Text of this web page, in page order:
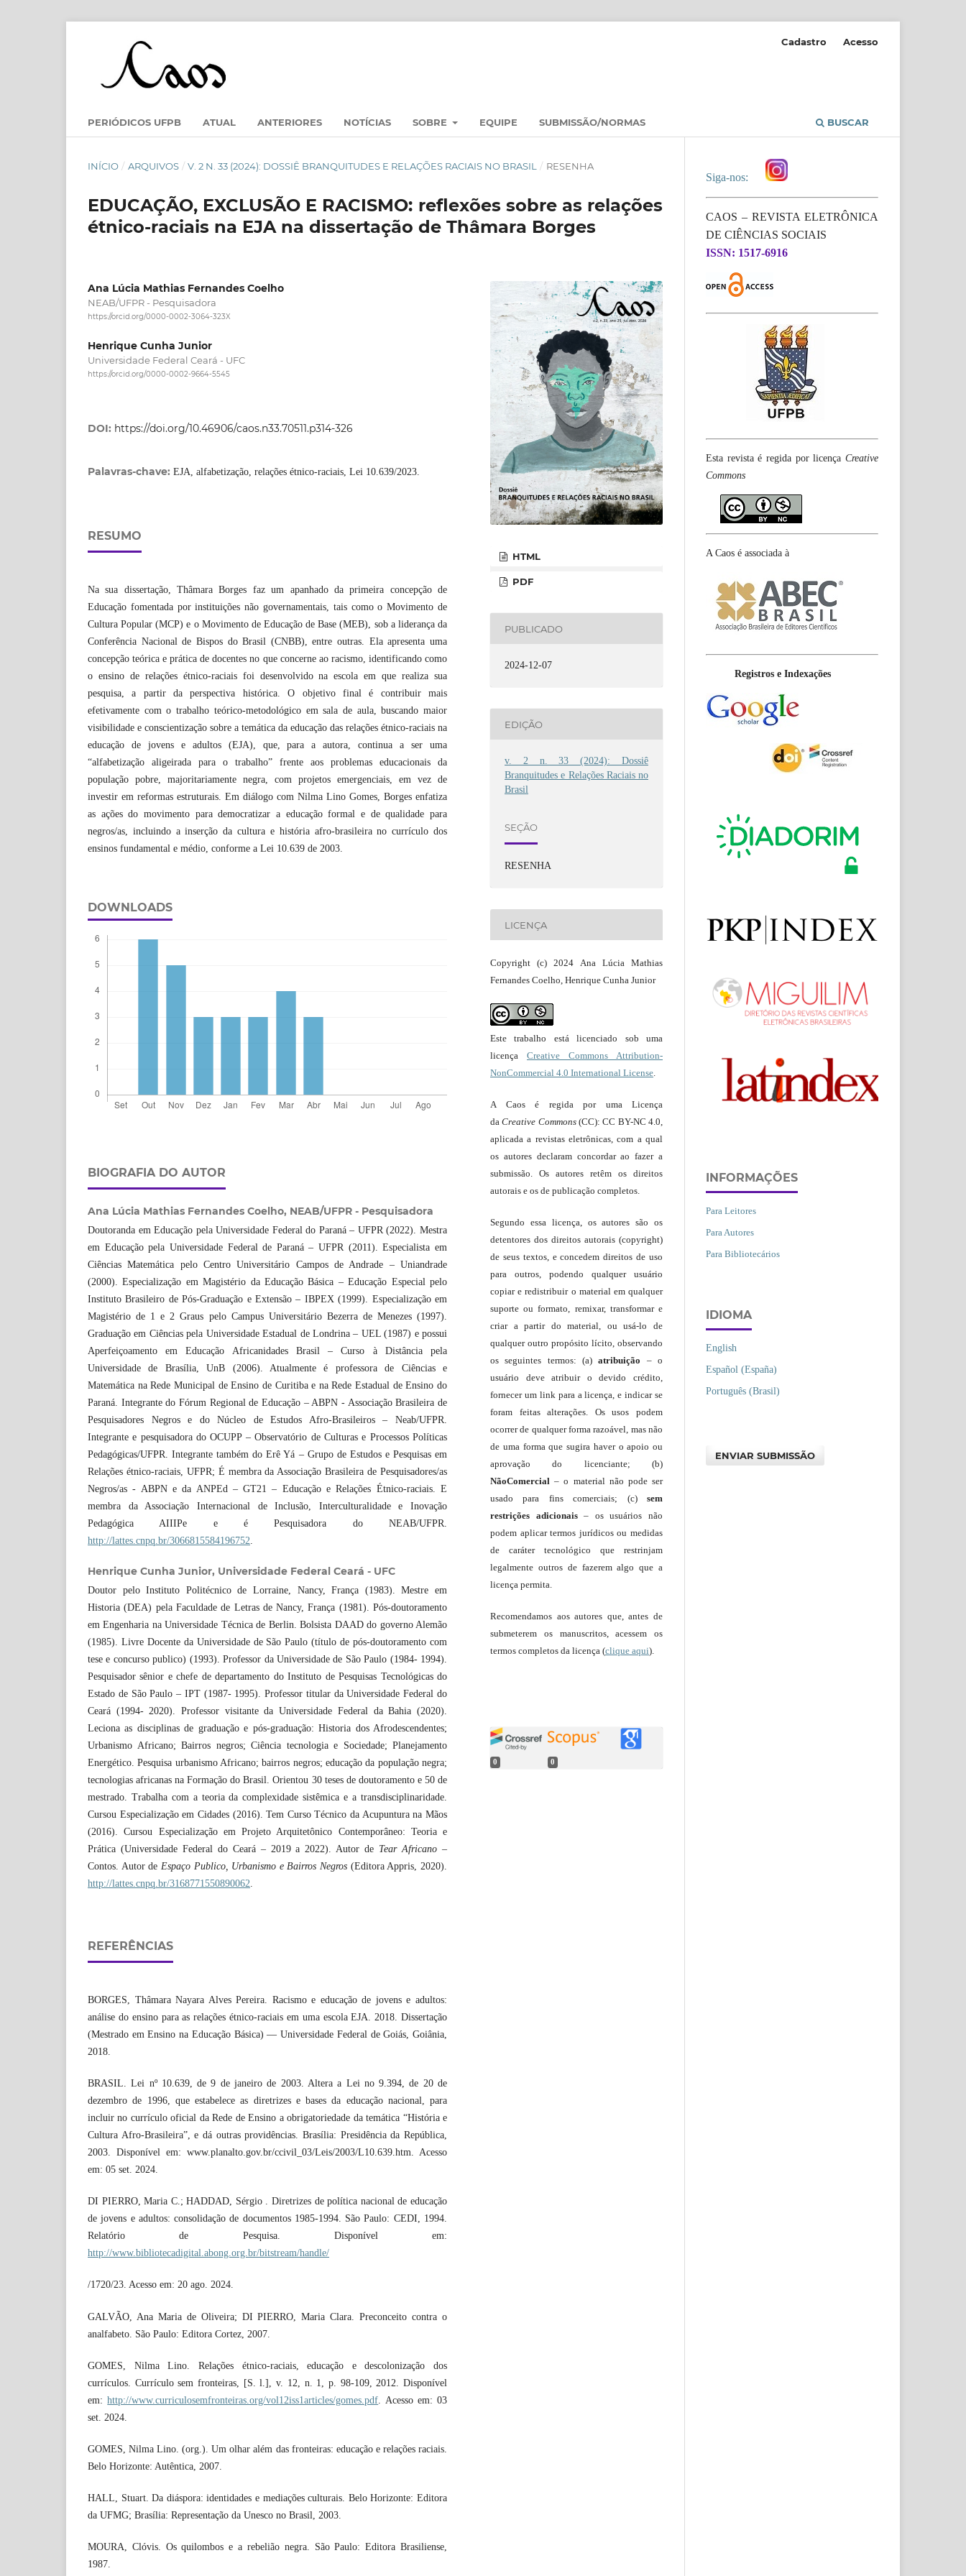
PERIÓDICOS UFPB ATUAL ANTERIORES NOTÍCIAS SOBRE EQUIPE SUBMISSÃO/NORMAS BUSCAR
Cadastro Acesso
INÍCIO / ARQUIVOS / V. 2 N. 33 (2024): DOSSIÊ BRANQUITUDES E RELAÇÕES RACIAIS NO BRASIL / RESENHA
EDUCAÇÃO, EXCLUSÃO E RACISMO: reflexões sobre as relações
étnico-raciais na EJA na dissertação de Thâmara Borges
Ana Lúcia Mathias Fernandes Coelho
NEAB/UFPR - Pesquisadora
https://orcid.org/0000-0002-3064-323X
Henrique Cunha Junior
Universidade Federal Ceará - UFC
https://orcid.org/0000-0002-9664-5545
DOI: https://doi.org/10.46906/caos.n33.70511.p314-326
Palavras-chave: EJA, alfabetização, relações étnico-raciais, Lei 10.639/2023.
RESUMO
Na sua dissertação, Thâmara Borges faz um apanhado da primeira concepção de
Educação fomentada por instituições não governamentais, tais como o Movimento de
Cultura Popular (MCP) e o Movimento de Educação de Base (MEB), sob a liderança da
Conferência Nacional de Bispos do Brasil (CNBB), entre outras. Ela apresenta uma
concepção teórica e prática de docentes no que concerne ao racismo, identificando como
o ensino de relações étnico-raciais foi desenvolvido na escola em que realiza sua
pesquisa, a partir da perspectiva histórica. O objetivo final é contribuir mais
efetivamente com o trabalho teórico-metodológico em sala de aula, buscando maior
visibilidade e conscientização sobre a temática da educação das relações étnico-raciais na
educação de jovens e adultos (EJA), que, para a autora, continua a ser uma
“alfabetização aligeirada para o trabalho” frente aos problemas educacionais da
população pobre, majoritariamente negra, com projetos emergenciais, em vez de
investir em reformas estruturais. Em diálogo com Nilma Lino Gomes, Borges enfatiza
as ações do movimento para democratizar a educação formal e de qualidade para
negros/as, incluindo a inserção da cultura e história afro-brasileira no currículo dos
ensinos fundamental e médio, conforme a Lei 10.639 de 2003.
DOWNLOADS
BIOGRAFIA DO AUTOR
Ana Lúcia Mathias Fernandes Coelho, NEAB/UFPR - Pesquisadora
Doutoranda em Educação pela Universidade Federal do Paraná – UFPR (2022). Mestra
em Educação pela Universidade Federal de Paraná – UFPR (2011). Especialista em
Ciências Matemática pelo Centro Universitário Campos de Andrade – Uniandrade
(2000). Especialização em Magistério da Educação Básica – Educação Especial pelo
Instituto Brasileiro de Pós-Graduação e Extensão – IBPEX (1999). Especialização em
Magistério de 1 e 2 Graus pelo Campus Universitário Bezerra de Menezes (1997).
Graduação em Ciências pela Universidade Estadual de Londrina – UEL (1987) e possui
Aperfeiçoamento em Educação Africanidades Brasil – Curso à Distância pela
Universidade de Brasília, UnB (2006). Atualmente é professora de Ciências e
Matemática na Rede Municipal de Ensino de Curitiba e na Rede Estadual de Ensino do
Paraná. Integrante do Fórum Regional de Educação – ABPN - Associação Brasileira de
Pesquisadores Negros e do Núcleo de Estudos Afro-Brasileiros – Neab/UFPR.
Integrante e pesquisadora do OCUPP – Observatório de Culturas e Processos Políticas
Pedagógicas/UFPR. Integrante também do Erê Yá – Grupo de Estudos e Pesquisas em
Relações étnico-raciais, UFPR; É membra da Associação Brasileira de Pesquisadores/as
Negros/as - ABPN e da ANPEd – GT21 – Educação e Relações Étnico-raciais. E
membra da Associação Internacional de Inclusão, Interculturalidade e Inovação
Pedagógica AIIIPe e é Pesquisadora do NEAB/UFPR.
http://lattes.cnpq.br/3066815584196752.
Henrique Cunha Junior, Universidade Federal Ceará - UFC
Doutor pelo Instituto Politécnico de Lorraine, Nancy, França (1983). Mestre em
Historia (DEA) pela Faculdade de Letras de Nancy, França (1981). Pós-doutoramento
em Engenharia na Universidade Técnica de Berlin. Bolsista DAAD do governo Alemão
(1985). Livre Docente da Universidade de São Paulo (título de pós-doutoramento com
tese e concurso publico) (1993). Professor da Universidade de São Paulo (1984- 1994).
Pesquisador sênior e chefe de departamento do Instituto de Pesquisas Tecnológicas do
Estado de São Paulo – IPT (1987- 1995). Professor titular da Universidade Federal do
Ceará (1994- 2020). Professor visitante da Universidade Federal da Bahia (2020).
Leciona as disciplinas de graduação e pós-graduação: Historia dos Afrodescendentes;
Urbanismo Africano; Bairros negros; Ciência tecnologia e Sociedade; Planejamento
Energético. Pesquisa urbanismo Africano; bairros negros; educação da população negra;
tecnologias africanas na Formação do Brasil. Orientou 30 teses de doutoramento e 50 de
mestrado. Trabalha com a teoria da complexidade sistêmica e a transdisciplinaridade.
Cursou Especialização em Cidades (2016). Tem Curso Técnico da Acupuntura na Mãos
(2016). Cursou Especialização em Projeto Arquitetônico Contemporâneo: Teoria e
Prática (Universidade Federal do Ceará – 2019 a 2022). Autor de Tear Africano –
Contos. Autor de Espaço Publico, Urbanismo e Bairros Negros (Editora Appris, 2020).
http://lattes.cnpq.br/3168771550890062.
REFERÊNCIAS
BORGES, Thâmara Nayara Alves Pereira. Racismo e educação de jovens e adultos:
análise do ensino para as relações étnico-raciais em uma escola EJA. 2018. Dissertação
(Mestrado em Ensino na Educação Básica) — Universidade Federal de Goiás, Goiânia,
2018.
BRASIL. Lei nº 10.639, de 9 de janeiro de 2003. Altera a Lei no 9.394, de 20 de
dezembro de 1996, que estabelece as diretrizes e bases da educação nacional, para
incluir no currículo oficial da Rede de Ensino a obrigatoriedade da temática “História e
Cultura Afro-Brasileira”, e dá outras providências. Brasília: Presidência da República,
2003. Disponível em: www.planalto.gov.br/ccivil_03/Leis/2003/L10.639.htm. Acesso
em: 05 set. 2024.
DI PIERRO, Maria C.; HADDAD, Sérgio . Diretrizes de política nacional de educação
de jovens e adultos: consolidação de documentos 1985-1994. São Paulo: CEDI, 1994.
Relatório de Pesquisa. Disponível em:
http://www.bibliotecadigital.abong.org.br/bitstream/handle/
/1720/23. Acesso em: 20 ago. 2024.
GALVÃO, Ana Maria de Oliveira; DI PIERRO, Maria Clara. Preconceito contra o
analfabeto. São Paulo: Editora Cortez, 2007.
GOMES, Nilma Lino. Relações étnico-raciais, educação e descolonização dos
currículos. Currículo sem fronteiras, [S. l.], v. 12, n. 1, p. 98-109, 2012. Disponível
em:http://www.curriculosemfronteiras.org/vol12iss1articles/gomes.pdf . Acesso em: 03
set. 2024.
GOMES, Nilma Lino. (org.). Um olhar além das fronteiras: educação e relações raciais.
Belo Horizonte: Autêntica, 2007.
HALL, Stuart. Da diáspora: identidades e mediações culturais. Belo Horizonte: Editora
da UFMG; Brasília: Representação da Unesco no Brasil, 2003.
MOURA, Clóvis. Os quilombos e a rebelião negra. São Paulo: Editora Brasiliense,
1987.
HTML
PDF
PUBLICADO
2024-12-07
EDIÇÃO
v. 2 n. 33 (2024): Dossiê
Branquitudes e Relações Raciais no
Brasil
SEÇÃO
RESENHA
LICENÇA
Copyright (c) 2024 Ana Lúcia Mathias
Fernandes Coelho, Henrique Cunha Junior
Este trabalho está licenciado sob uma
licença Creative Commons Attribution-
NonCommercial 4.0 International License.
A Caos é regida por uma Licença
daCreative Commons(CC): CC BY-NC 4.0,
aplicada a revistas eletrônicas, com a qual
os autores declaram concordar ao fazer a
submissão. Os autores retêm os direitos
autorais e os de publicação completos.
Segundo essa licença, os autores são os
detentores dos direitos autorais (copyright)
de seus textos, e concedem direitos de uso
para outros, podendo qualquer usuário
copiar e redistribuir o material em qualquer
suporte ou formato, remixar, transformar e
criar a partir do material, ou usá-lo de
qualquer outro propósito lícito, observando
os seguintes termos: (a)atribuição – o
usuário deve atribuir o devido crédito,
fornecer um link para a licença, e indicar se
foram feitas alterações. Os usos podem
ocorrer de qualquer forma razoável, mas não
de uma forma que sugira haver o apoio ou
aprovação do licenciante; (b)
NãoComercial – o material não pode ser
usado para fins comerciais; (c) sem
restrições adicionais– os usuários não
podem aplicar termos jurídicos ou medidas
de caráter tecnológico que restrinjam
legalmente outros de fazerem algo que a
licença permita.
Recomendamos aos autores que, antes de
submeterem os manuscritos, acessem os
termos completos da licença (clique aqui).
0 0
Siga-nos:
CAOS – REVISTA ELETRÔNICA
DE CIÊNCIAS SOCIAIS
ISSN: 1517-6916
Esta revista é regida por licença Creative
Commons
A Caos é associada à
Registros e Indexações
INFORMAÇÕES
Para Leitores
Para Autores
Para Bibliotecários
IDIOMA
English
Español (España)
Português (Brasil)
ENVIAR SUBMISSÃO